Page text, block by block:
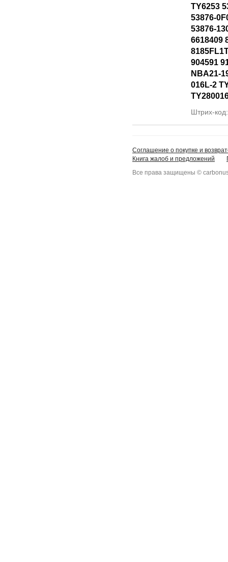
TY6253
53876-
53876-
6618409
904591
NBA21-
016L-2
Штрих-
Соглашение о покупке и
Книга жалоб и предложений
Все права защищены ©